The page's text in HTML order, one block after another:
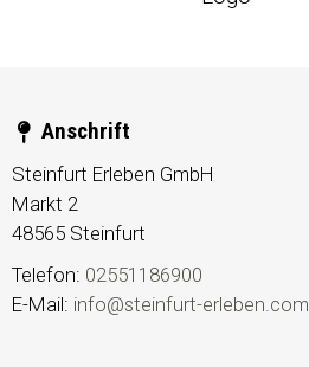
Anschrift
Steinfurt Erleben GmbH
Markt 2
48565 Steinfurt
Telefon: 02551186900
E-Mail: info@steinfurt-erleben.com